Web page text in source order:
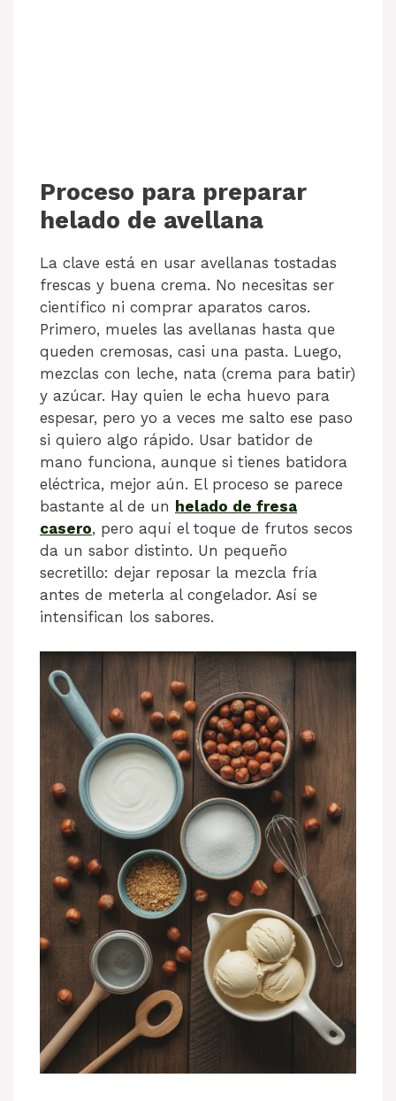
Proceso para preparar
helado de avellana
La clave está en usar avellanas tostadas
frescas y buena crema. No necesitas ser
científico ni comprar aparatos caros.
Primero, mueles las avellanas hasta que
queden cremosas, casi una pasta. Luego,
mezclas con leche, nata (crema para batir)
y azúcar. Hay quien le echa huevo para
espesar, pero yo a veces me salto ese paso
si quiero algo rápido. Usar batidor de
mano funciona, aunque si tienes batidora
eléctrica, mejor aún. El proceso se parece
bastante al de un helado de fresa
casero, pero aquí el toque de frutos secos
da un sabor distinto. Un pequeño
secretillo: dejar reposar la mezcla fría
antes de meterla al congelador. Así se
intensifican los sabores.